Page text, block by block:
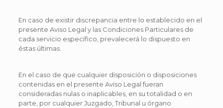
En caso de existir discrepancia entre lo establecido en el
presente Aviso Legal y las Condiciones Particulares de
cada servicio específico, prevalecerá lo dispuesto en
éstas últimas.
En el caso de que cualquier disposición o disposiciones
contenidas en el presente Aviso Legal fueran
consideradas nulas o inaplicables, en su totalidad o en
parte, por cualquier Juzgado, Tribunal u órgano